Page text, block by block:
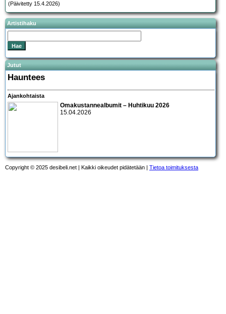
(Päivitetty 15.4.2026)
Artistihaku
Jutut
Hauntees
Ajankohtaista
Omakustannealbumit – Huhtikuu 2026
15.04.2026
Copyright © 2025 desibeli.net | Kaikki oikeudet pidätetään | Tietoa toimituksesta